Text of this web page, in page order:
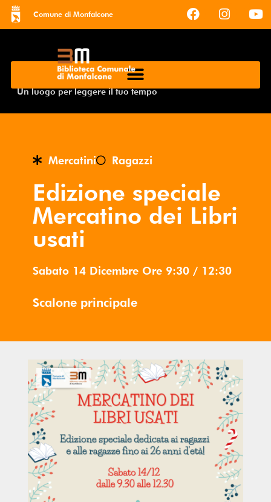
Comune di Monfalcone
Un luogo per leggere il tuo tempo
Mercatini Ragazzi
Edizione speciale
Mercatino dei Libri
usati
Sabato 14 Dicembre Ore 9:30 / 12:30
Scalone principale